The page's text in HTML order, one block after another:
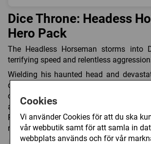
Cookies
Vi använder Cookies för att du ska
vår webbutik samt för att samla in
webbplats används och för vår
Dice Throne: Headess
Hero Pack
The Headless Horseman storms into
terrifying speed and relentless
Wielding his haunted head and
delivers powerful, fast-paced attacks
on the defensive. This Hero Pack
aggressive playstyle that rewards
Perfect for players who enjoy high-
relentless combat pressure.